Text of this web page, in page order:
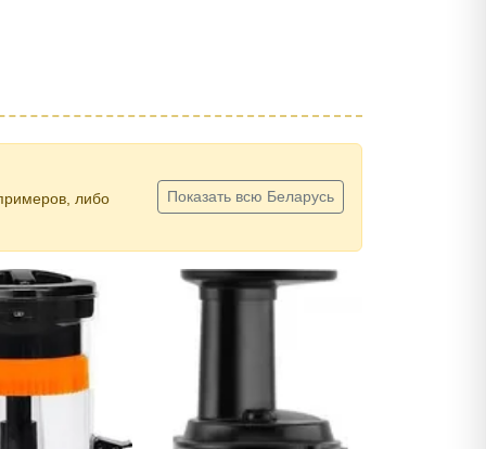
либо Показать всю Беларусь